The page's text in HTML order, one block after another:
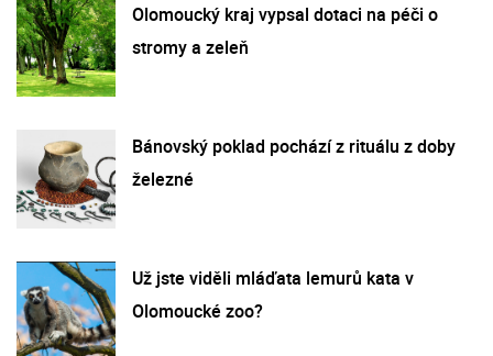
Olomoucký kraj vypsal dotaci na péči o
stromy a zeleň
Bánovský poklad pochází z rituálu z doby
železné
Už jste viděli mláďata lemurů kata v
Olomoucké zoo?